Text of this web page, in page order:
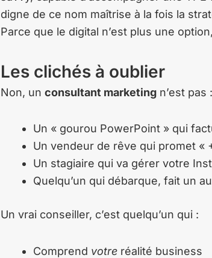
digne de ce nom maîtrise à la fois la
Parce que le digital n’est plus une
Les clichés à oublier
Non, un consultant marketing n’est pas :
Un « gourou PowerPoint » qui
Un vendeur de rêve qui promet «
Un stagiaire qui va gérer votre
Quelqu’un qui débarque, fait un
Un vrai conseiller, c’est quelqu’un qui :
Comprend votre réalité business